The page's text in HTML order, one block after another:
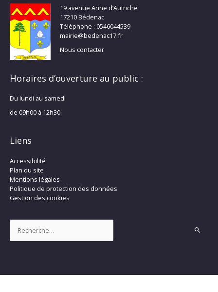
19 avenue Anne d’Autriche
17210 Bédenac
Téléphone : 0546044539
mairie@bedenac17.fr
Nous contacter
Horaires d’ouverture au public :
Du lundi au samedi
de 09h00 à 12h30
Liens
Accessibilité
Plan du site
Mentions légales
Politique de protection des données
Gestion des cookies